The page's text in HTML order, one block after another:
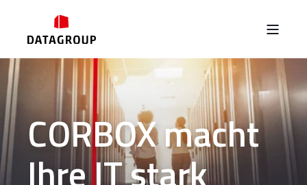
CORBOX macht
Ihre IT stark